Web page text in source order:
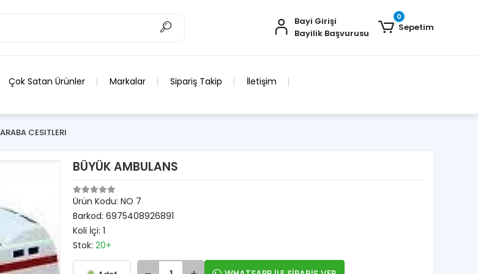
Bayi Girişi
Bayilik Başvurusu
0
Sepetim
Çok Satan Ürünler Markalar Sipariş Takip İletişim
CESITLERI
BÜYÜK AMBULANS
Ürün Kodu: NO 7
Barkod: 6975408926891
Koli İçi: 1
Stok: 20+